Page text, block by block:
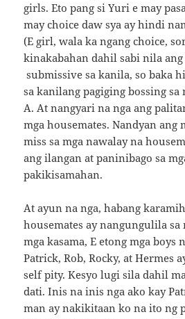
girls. Eto pang si Yuri e may
may choice daw sya ay hindi
(E girl, wala ka ngang choice,
kinakabahan dahil sabi nila ang
submissive sa kanila, so baka
sa kanilang pagiging bossing sa
A. At nangyari na nga ang
mga housemates. Nandyan ang
miss sa mga nawalay na
ang ilangan at paninibago sa
pakikisamahan.
At ayun na nga, habang
housemates ay nangungulila sa
mga kasama, E etong mga boys
Patrick, Rob, Rocky, at Hermes
self pity. Kesyo lugi sila dahil
dati. Inis na inis nga ako kay
man ay nakikitaan ko na ito ng